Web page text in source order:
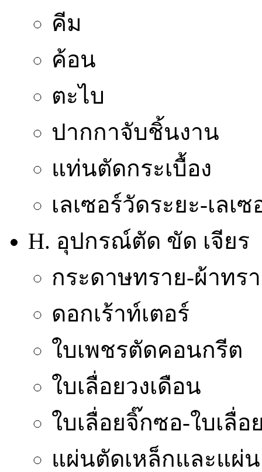
คีม
ค้อน
ตะไบ
ปากกาจับชิ้นงาน
แท่นตัดกระเบื้อง
เลเซอร์วัดระยะ-เลเ
H. อุปกรณ์ตัด ขัด เจียร
กระดาษทราย-ผ้าทร
ดอกเร้าท์เตอร์
ใบเพชรตัดคอนกรีต
ใบเลื่อยวงเดือน
ใบเลื่อยจิ๊กซอ-ใบเลื่อ
แผ่นตัดเหล็กและแผ่น